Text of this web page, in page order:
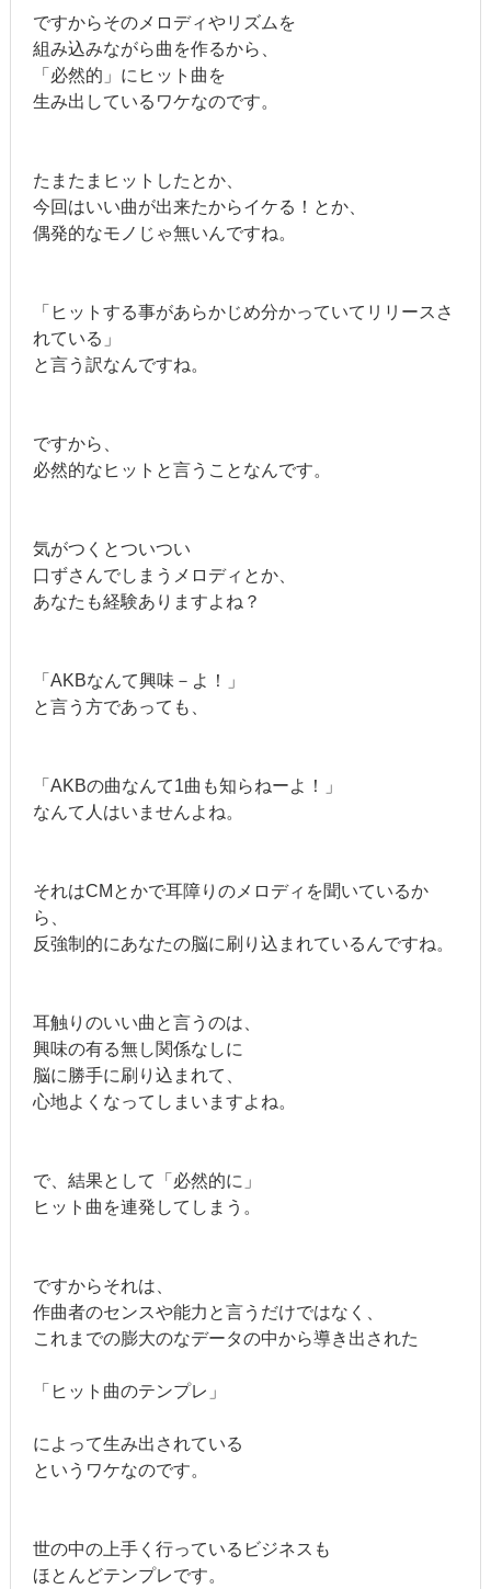
ですからそのメロディやリズムを
組み込みながら曲を作るから、
「必然的」にヒット曲を
生み出しているワケなのです。
たまたまヒットしたとか、
今回はいい曲が出来たからイケる！とか、
偶発的なモノじゃ無いんですね。
「ヒットする事があらかじめ分かっていてリリースさ
れている」
と言う訳なんですね。
ですから、
必然的なヒットと言うことなんです。
気がつくとついつい
口ずさんでしまうメロディとか、
あなたも経験ありますよね？
「AKBなんて興味－よ！」
と言う方であっても、
「AKBの曲なんて1曲も知らねーよ！」
なんて人はいませんよね。
それはCMとかで耳障りのメロディを聞いているか
ら、
反強制的にあなたの脳に刷り込まれているんですね。
耳触りのいい曲と言うのは、
興味の有る無し関係なしに
脳に勝手に刷り込まれて、
心地よくなってしまいますよね。
で、結果として「必然的に」
ヒット曲を連発してしまう。
ですからそれは、
作曲者のセンスや能力と言うだけではなく、
これまでの膨大のなデータの中から導き出された
「ヒット曲のテンプレ」
によって生み出されている
というワケなのです。
世の中の上手く行っているビジネスも
ほとんどテンプレです。